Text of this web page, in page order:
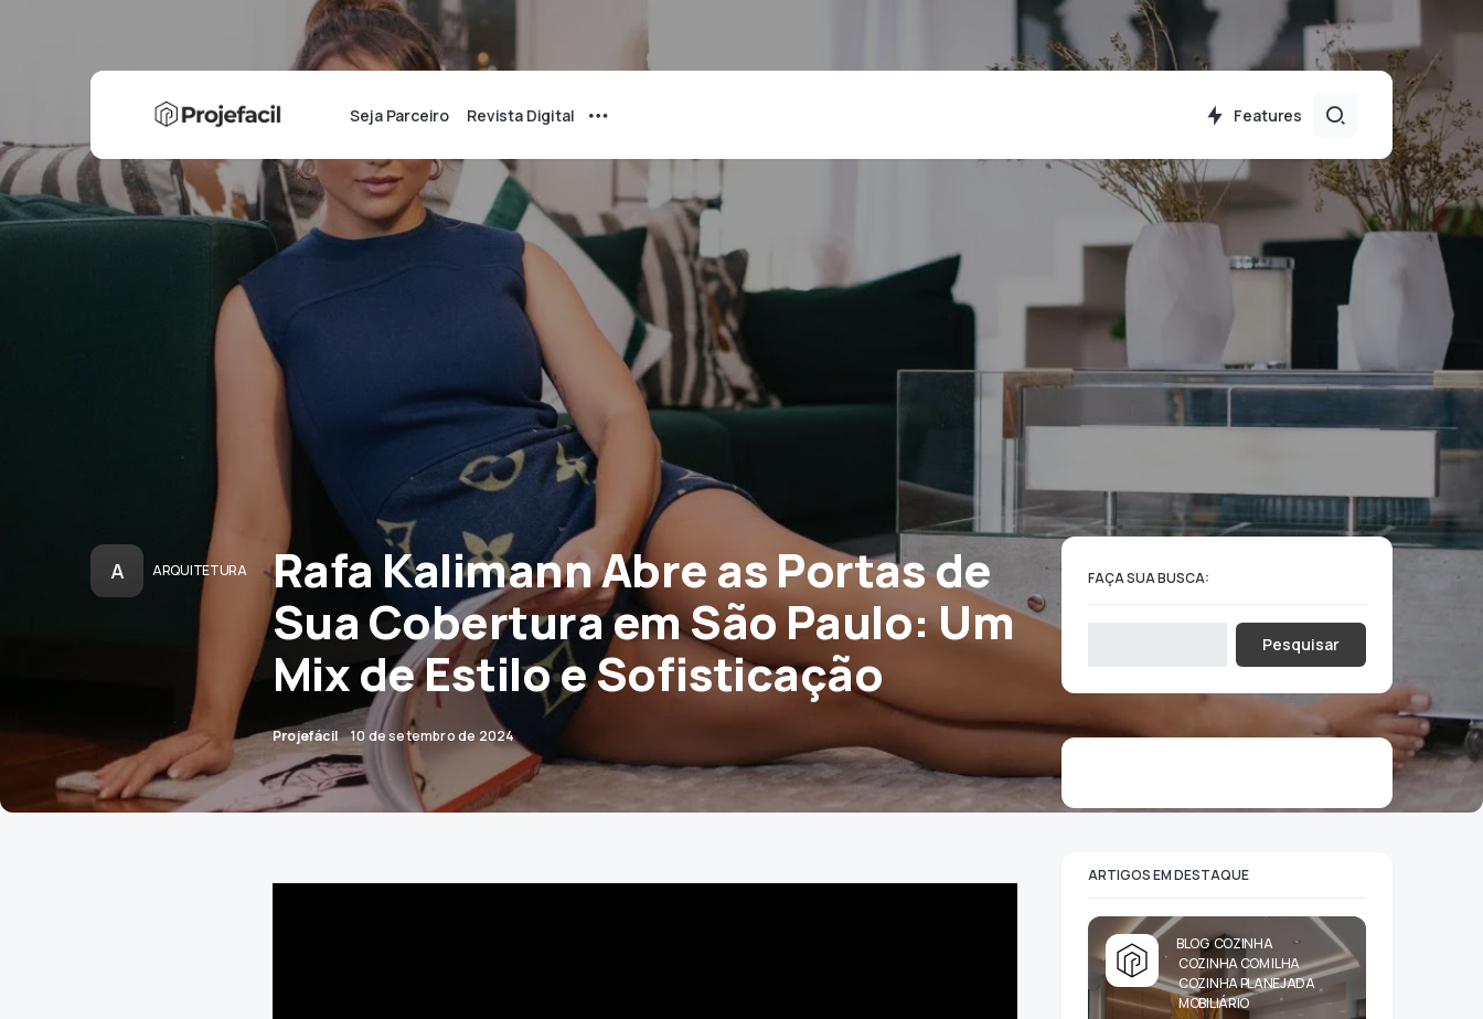
Seja Parceiro Revista Digital Features
A ARQUITETURA
Rafa Kalimann Abre as Portas de
Sua Cobertura em São Paulo: Um
Mix de Estilo e Sofisticação
Projefácil 10 de setembro de 2024
FAÇA SUA BUSCA:
Pesquisar
ARTIGOS EM DESTAQUE
BLOG COZINHA
COZINHA COM ILHA
COZINHA PLANEJADA
MOBILIÁRIO